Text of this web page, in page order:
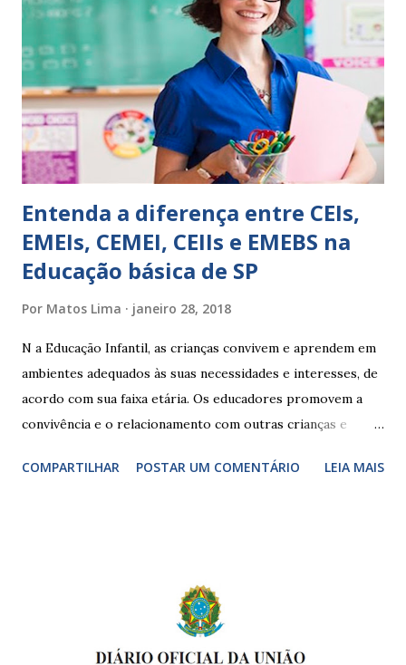
EXPRESSÕES PARA USO EM RELATÓRIOS Você pensa Você
escreve O aluno não sabe O aluno não adquiriu os
conceitos, está em fase de aprendizado. Não tem limites
Apresenta dificuldades de auto-regulação, pois… É nervoso
Ainda não desenvolveu habilidades para convívio no
ambiente...
Entenda a diferença entre CEIs,
EMEIs, CEMEI, CEIIs e EMEBS na
Educação básica de SP
Por Matos Lima janeiro 28, 2018
N a Educação Infantil, as crianças convivem e aprendem em
ambientes adequados às suas necessidades e interesses, de
acordo com sua faixa etária. Os educadores promovem a
convivência e o relacionamento com outras crianças e
garantir o direito das crianças a uma educação integral e de
crianças de zero a 3 anos e 11 meses; – EMEIs - Escolas
Municipais de Educação Infantil, que atendem crianças de 4
a 5 anos e 11 meses; – CEMEI - Centro Municipal de
COMPARTILHAR POSTAR UM COMENTÁRIO LEIA MAIS